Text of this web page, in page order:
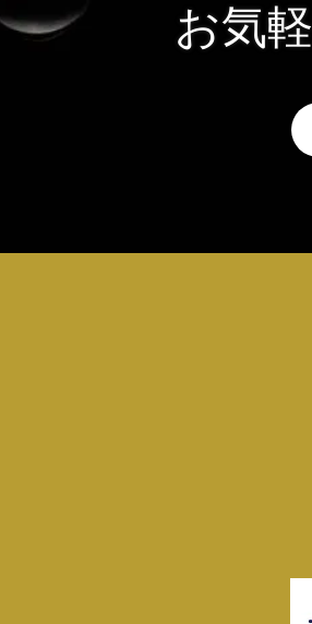
お気